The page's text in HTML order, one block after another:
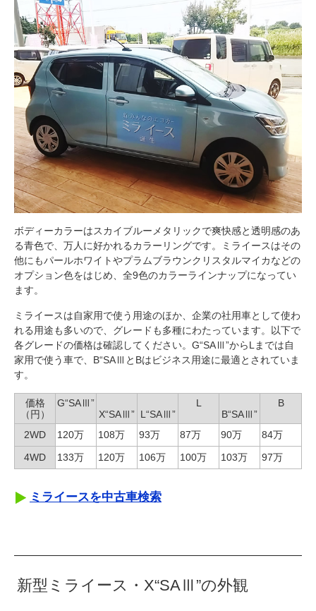
ボディーカラーはスカイブルーメタリックで爽快感と透明感のあ
る青色で、万人に好かれるカラーリングです。ミライースはその
他にもパールホワイトやプラムブラウンクリスタルマイカなどの
オプション色をはじめ、全9色のカラーラインナップになってい
ます。
ミライースは自家用で使う用途のほか、企業の社用車として使わ
れる用途も多いので、グレードも多種にわたっています。以下で
各グレードの価格は確認してください。G“SAⅢ”からLまでは自
家用で使う車で、B“SAⅢとBはビジネス用途に最適とされていま
す。
価格
（円）
G“SAⅢ”
X“SAⅢ” L“SAⅢ”
L
B“SAⅢ”
B
2WD 120万 108万 93万 87万 90万
84万
4WD
133万 120万 106万 100万 103万 97万
ミライースを中古車検索
新型ミライース・X“SAⅢ”の外観